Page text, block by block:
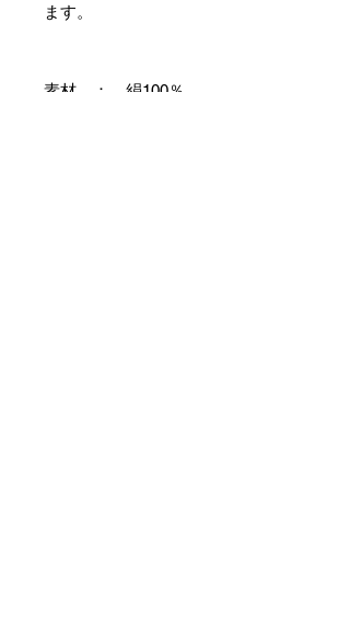
ます。
素材 ： 絹100％